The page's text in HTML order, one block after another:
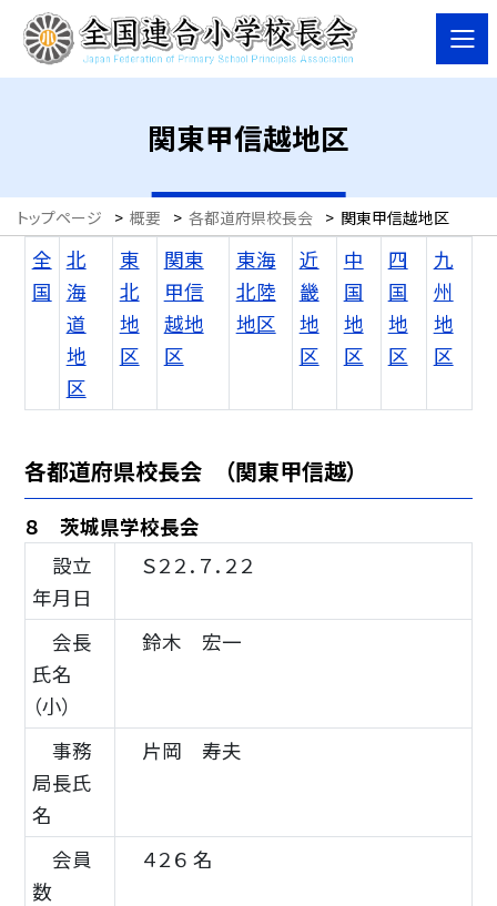
関東甲信越地区
トップページ > 概要 > 各都道府県校長会 > 関東甲信越地区
全
国
北
海
道
地
区
東
北
地
区
関東
甲信
越地
区
東海
北陸
地区
近
畿
地
区
中
国
地
区
四
国
地
区
九
州
地
区
各都道府県校長会 （関東甲信越）
８ 茨城県学校長会
設立
年月日
Ｓ２２．７．２２
会長
氏名
（小）
鈴木 宏一
事務
局長氏
名
片岡 寿夫
会員
数
４２６ 名